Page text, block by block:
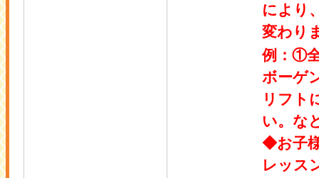
により
変わり
例：①
ボーゲ
リフト
い。な
◆お子
レッス